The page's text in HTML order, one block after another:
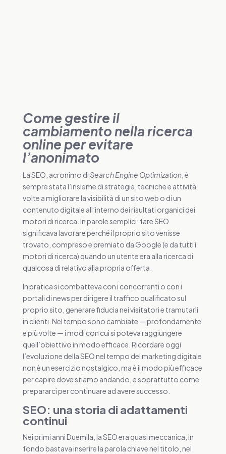
Come gestire il
cambiamento nella ricerca
online per evitare
l’anonimato
La SEO, acronimo diSearch Engine Optimization, è
sempre stata l’insieme di strategie, tecniche e attività
volte a migliorare la visibilità di un sito web o di un
contenuto digitale all’interno dei risultati organici dei
motori di ricerca. In parole semplici: fare SEO
significava lavorare perché il proprio sito venisse
trovato, compreso e premiato da Google (e da tutti i
motori di ricerca) quando un utente era alla ricerca di
qualcosa di relativo alla propria offerta.
In pratica si combatteva con i concorrenti o con i
portali di news per dirigere il traffico qualificato sul
proprio sito, generare fiducia nei visitatori e tramutarli
in clienti. Nel tempo sono cambiate — profondamente
e più volte — i modi con cui si poteva raggiungere
quell’obiettivo in modo efficace. Ricordare oggi
l’evoluzione della SEO nel tempo del marketing digitale
non è un esercizio nostalgico, ma è il modo più efficace
per capire dove stiamo andando, e soprattutto come
prepararci per continuare ad avere successo.
SEO: una storia di adattamenti
continui
Nei primi anni Duemila, la SEO era quasi meccanica, in
fondo bastava inserire la parola chiave nel titolo, nel